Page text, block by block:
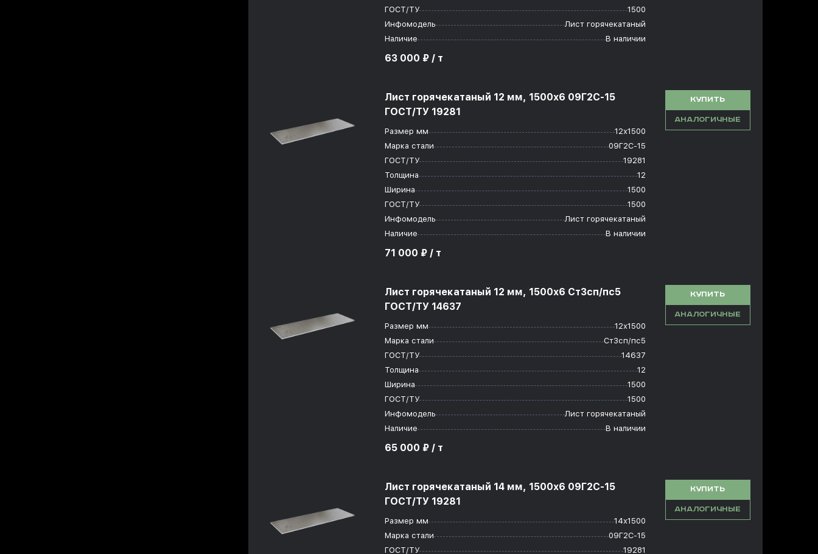
ГОСТ/ТУ
1500
Инфомодель
Лист горячекатаный
Наличие
В наличии
63 000 ₽ / т
Лист горячекатаный 12 мм, 1500x6 09Г2С-15
ГОСТ/ТУ 19281
Размер мм
12х1500
Марка стали
09Г2С-15
ГОСТ/ТУ
19281
Толщина
12
Ширина
1500
ГОСТ/ТУ
1500
Инфомодель
Лист горячекатаный
Наличие
В наличии
71 000 ₽ / т
КУПИТЬ
АНАЛОГИЧНЫЕ
Лист горячекатаный 12 мм, 1500x6 Ст3сп/пс5
ГОСТ/ТУ 14637
Размер мм
12х1500
Марка стали
Ст3сп/пс5
ГОСТ/ТУ
14637
Толщина
12
Ширина
1500
ГОСТ/ТУ
1500
Инфомодель
Лист горячекатаный
Наличие
В наличии
65 000 ₽ / т
КУПИТЬ
АНАЛОГИЧНЫЕ
Лист горячекатаный 14 мм, 1500x6 09Г2С-15
ГОСТ/ТУ 19281
Размер мм
14х1500
Марка стали
09Г2С-15
ГОСТ/ТУ
19281
КУПИТЬ
АНАЛОГИЧНЫЕ